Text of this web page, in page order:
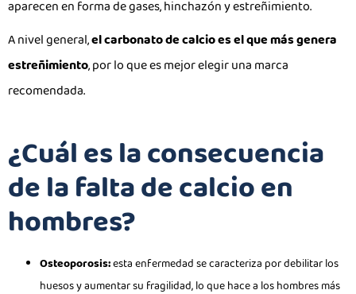
aparecen en forma de gases, hinchazón y estreñimiento.
A nivel general,el carbonato de calcio es el que más genera
estreñimiento, por lo que es mejor elegir una marca
recomendada.
¿Cuál es la consecuencia
de la falta de calcio en
hombres?
Osteoporosis:esta enfermedad se caracteriza por debilitar los
huesos y aumentar su fragilidad, lo que hace a los hombres más